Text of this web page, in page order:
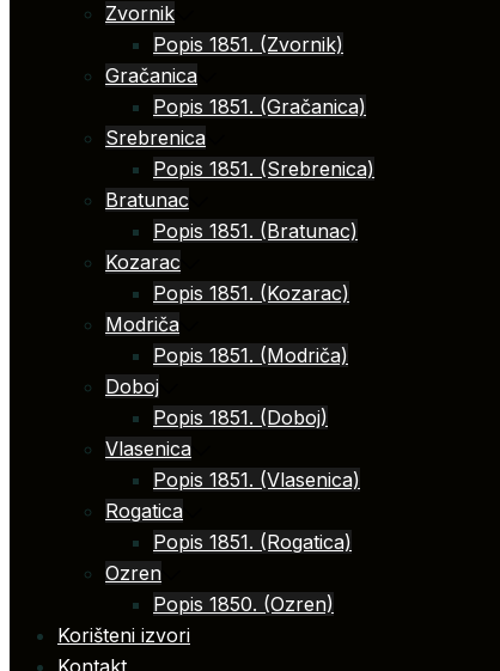
Zvornik
Popis 1851. (Zvornik)
Gračanica
Popis 1851. (Gračanica)
Srebrenica
Popis 1851. (Srebrenica)
Bratunac
Popis 1851. (Bratunac)
Kozarac
Popis 1851. (Kozarac)
Modriča
Popis 1851. (Modriča)
Doboj
Popis 1851. (Doboj)
Vlasenica
Popis 1851. (Vlasenica)
Rogatica
Popis 1851. (Rogatica)
Ozren
Popis 1850. (Ozren)
Korišteni izvori
Kontakt